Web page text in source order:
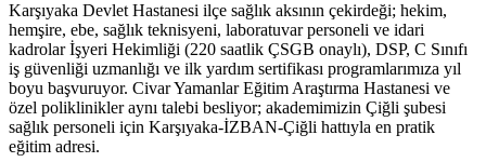
Karşıyaka Devlet Hastanesi ilçe sağlık aksının çekirdeği; hekim,
hemşire, ebe, sağlık teknisyeni, laboratuvar personeli ve idari
kadrolar İşyeri Hekimliği (220 saatlik ÇSGB onaylı), DSP, C Sınıfı
iş güvenliği uzmanlığı ve ilk yardım sertifikası programlarımıza yıl
boyu başvuruyor. Civar Yamanlar Eğitim Araştırma Hastanesi ve
özel poliklinikler aynı talebi besliyor; akademimizin Çiğli şubesi
sağlık personeli için Karşıyaka-İZBAN-Çiğli hattıyla en pratik
eğitim adresi.